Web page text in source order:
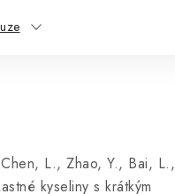
L., Zhao, Y., Bai, L.,
kyseliny s krátkým